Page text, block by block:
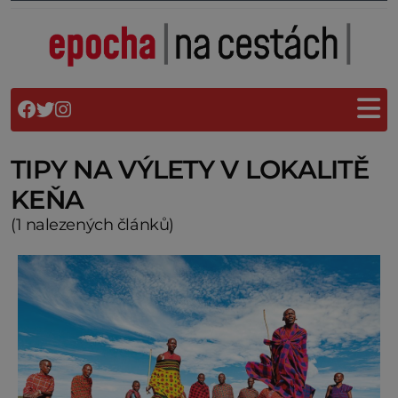
TIPY NA VÝLETY V LOKALITĚ
KEŇA
(1 nalezených článků)